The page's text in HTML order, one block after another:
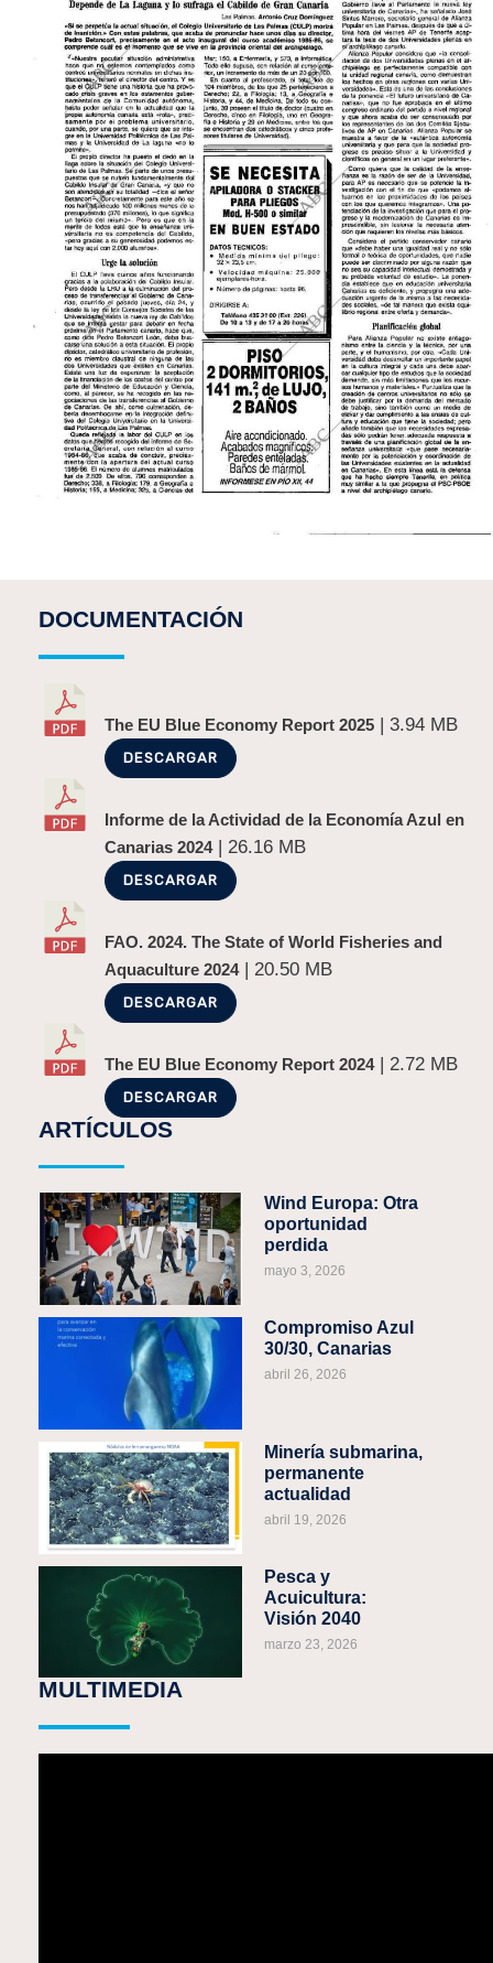
DOCUMENTACIÓN
The EU Blue Economy Report 2025 | 3.94 MB
DESCARGAR
Informe de la Actividad de la Economía Azul en
Canarias 2024| 26.16 MB
DESCARGAR
FAO. 2024. The State of World Fisheries and
Aquaculture 2024| 20.50 MB
DESCARGAR
The EU Blue Economy Report 2024| 2.72 MB
DESCARGAR
ARTÍCULOS
Wind Europa: Otra
oportunidad
perdida
mayo 3, 2026
Compromiso Azul
30/30, Canarias
abril 26, 2026
Minería submarina,
permanente
actualidad
abril 19, 2026
Pesca y
Acuicultura:
Visión 2040
marzo 23, 2026
MULTIMEDIA